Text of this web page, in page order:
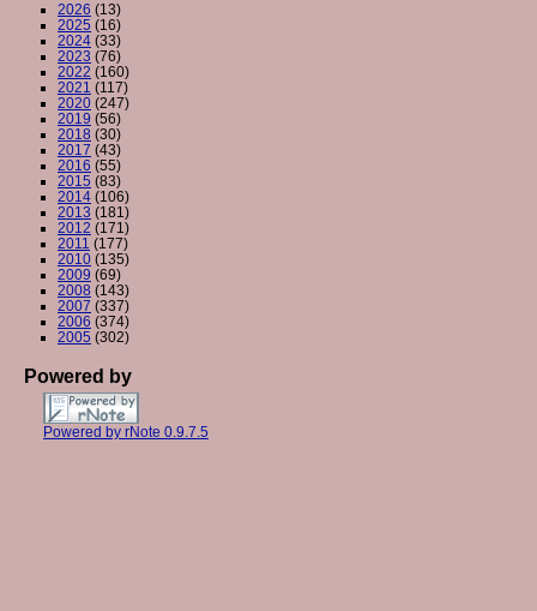
2026 (13)
2025 (16)
2024 (33)
2023 (76)
2022 (160)
2021 (117)
2020 (247)
2019 (56)
2018 (30)
2017 (43)
2016 (55)
2015 (83)
2014 (106)
2013 (181)
2012 (171)
2011 (177)
2010 (135)
2009 (69)
2008 (143)
2007 (337)
2006 (374)
2005 (302)
Powered by
Powered by rNote 0.9.7.5